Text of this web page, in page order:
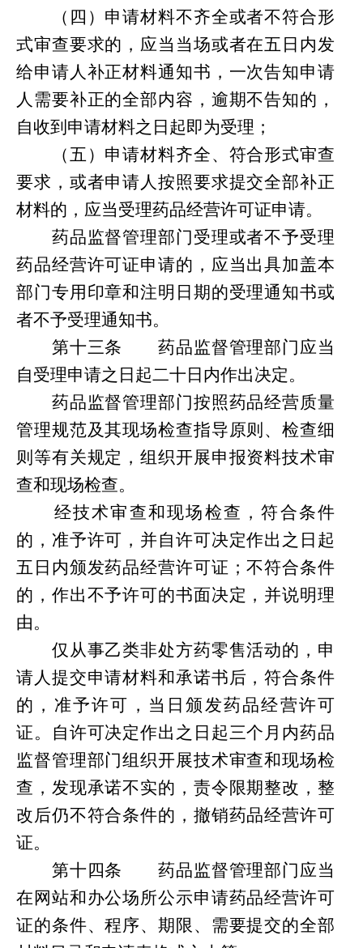
（四）申请材料不齐全或者不符合形
式审查要求的，应当当场或者在五日内发
给申请人补正材料通知书，一次告知申请
人需要补正的全部内容，逾期不告知的，
自收到申请材料之日起即为受理；
（五）申请材料齐全、符合形式审查
要求，或者申请人按照要求提交全部补正
材料的，应当受理药品经营许可证申请。
药品监督管理部门受理或者不予受理
药品经营许可证申请的，应当出具加盖本
部门专用印章和注明日期的受理通知书或
者不予受理通知书。
第十三条
药品监督管理部门应当
自受理申请之日起二十日内作出决定。
药品监督管理部门按照药品经营质量
管理规范及其现场检查指导原则、检查细
则等有关规定，组织开展申报资料技术审
查和现场检查。
经技术审查和现场检查，符合条件
的，准予许可，并自许可决定作出之日起
五日内颁发药品经营许可证；不符合条件
的，作出不予许可的书面决定，并说明理
由。
仅从事乙类非处方药零售活动的，申
请人提交申请材料和承诺书后，符合条件
的，准予许可，当日颁发药品经营许可
证。自许可决定作出之日起三个月内药品
监督管理部门组织开展技术审查和现场检
查，发现承诺不实的，责令限期整改，整
改后仍不符合条件的，撤销药品经营许可
证。
第十四条
药品监督管理部门应当
在网站和办公场所公示申请药品经营许可
证的条件、程序、期限、需要提交的全部